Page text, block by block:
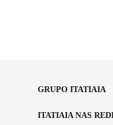
GRUPO ITATIAIA
ITATIAIA NAS